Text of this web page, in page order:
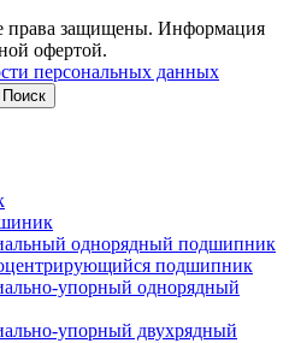
права защищены. Информация
офертой.
персональных данных
Поиск
однорядный подшипник
подшипник
упорный однорядный
упорный двухрядный